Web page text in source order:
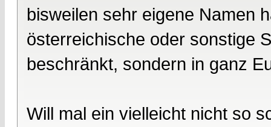
bisweilen sehr eigene Namen
österreichische oder sonstige
beschränkt, sondern in ganz
Will mal ein vielleicht nicht so